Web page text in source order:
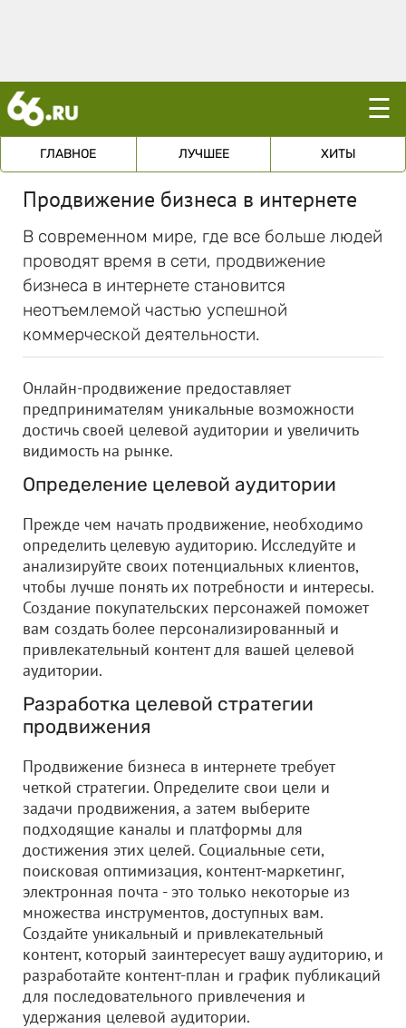
☰
ГЛАВНОЕ ЛУЧШЕЕ ХИТЫ
Продвижение бизнеса в интернете
В современном мире, где все больше людей
проводят время в сети, продвижение
бизнеса в интернете становится
неотъемлемой частью успешной
коммерческой деятельности.
Онлайн-продвижение предоставляет
предпринимателям уникальные возможности
достичь своей целевой аудитории и увеличить
видимость на рынке.
Определение целевой аудитории
Прежде чем начать продвижение, необходимо
определить целевую аудиторию. Исследуйте и
анализируйте своих потенциальных клиентов,
чтобы лучше понять их потребности и интересы.
Создание покупательских персонажей поможет
вам создать более персонализированный и
привлекательный контент для вашей целевой
аудитории.
Разработка целевой стратегии
продвижения
Продвижение бизнеса в интернете требует
четкой стратегии. Определите свои цели и
задачи продвижения, а затем выберите
подходящие каналы и платформы для
достижения этих целей. Социальные сети,
поисковая оптимизация, контент-маркетинг,
электронная почта - это только некоторые из
множества инструментов, доступных вам.
Создайте уникальный и привлекательный
контент, который заинтересует вашу аудиторию, и
разработайте контент-план и график публикаций
для последовательного привлечения и
удержания целевой аудитории.